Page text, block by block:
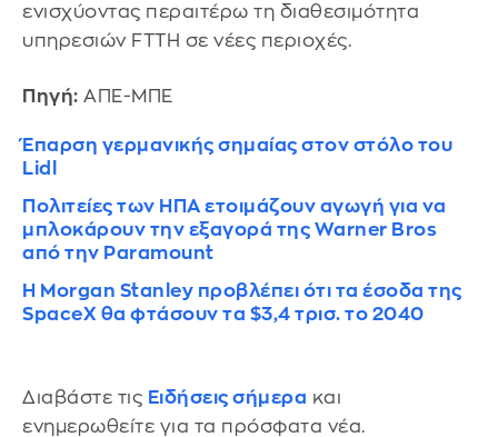
ενισχύοντας περαιτέρω τη διαθεσιμότητα
υπηρεσιών FTTH σε νέες περιοχές.
Πηγή: ΑΠΕ-ΜΠΕ
Έπαρση γερμανικής σημαίας στον στόλο του
Lidl
Πολιτείες των ΗΠΑ ετοιμάζουν αγωγή για να
μπλοκάρουν την εξαγορά της Warner Bros
από την Paramount
Η Morgan Stanley προβλέπει ότι τα έσοδα της
SpaceX θα φτάσουν τα $3,4 τρισ. το 2040
Διαβάστε τις Ειδήσεις σήμερα και
ενημερωθείτε για τα πρόσφατα νέα.